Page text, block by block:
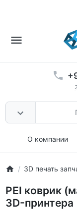
О компании
3D печать
PEI коврик
3D-принтера